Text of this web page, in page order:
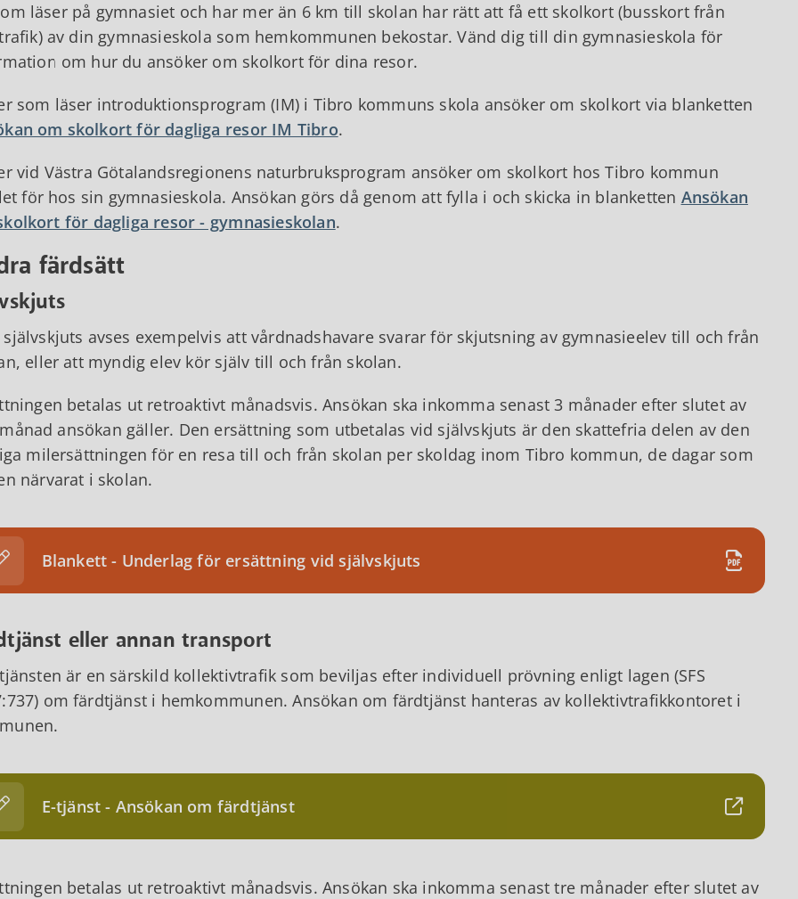
läser på gymnasiet och har mer än 6 km till skolan har rätt att få ett skolkort (busskort från
av din gymnasieskola som hemkommunen bekostar. Vänd dig till din gymnasieskola för
om hur du ansöker om skolkort för dina resor.
som läser introduktionsprogram (IM) i Tibro kommuns skola ansöker om skolkort via blanketten
om skolkort för dagliga resor IM Tibro.
vid Västra Götalandsregionens naturbruksprogram ansöker om skolkort hos Tibro kommun
för hos sin gymnasieskola. Ansökan görs då genom att fylla i och skicka in blanketten Ansökan
för dagliga resor - gymnasieskolan.
färdsätt
självskjuts avses exempelvis att vårdnadshavare svarar för skjutsning av gymnasieelev till och från
eller att myndig elev kör själv till och från skolan.
betalas ut retroaktivt månadsvis. Ansökan ska inkomma senast 3 månader efter slutet av
ansökan gäller. Den ersättning som utbetalas vid självskjuts är den skattefria delen av den
milersättningen för en resa till och från skolan per skoldag inom Tibro kommun, de dagar som
närvarat i skolan.
Blankett - Underlag för ersättning vid självskjuts
eller annan transport
är en särskild kollektivtrafik som beviljas efter individuell prövning enligt lagen (SFS
om färdtjänst i hemkommunen. Ansökan om färdtjänst hanteras av kollektivtrafikkontoret i
E-tjänst - Ansökan om färdtjänst
betalas ut retroaktivt månadsvis. Ansökan ska inkomma senast tre månader efter slutet av